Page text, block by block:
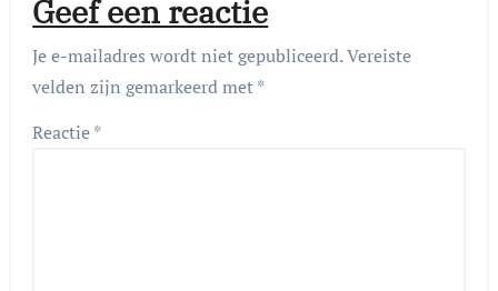
Geef een reactie
Je e-mailadres wordt niet gepubliceerd.Vereiste
velden zijn gemarkeerd met*
Reactie*